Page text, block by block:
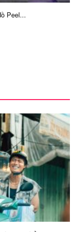
Peel...